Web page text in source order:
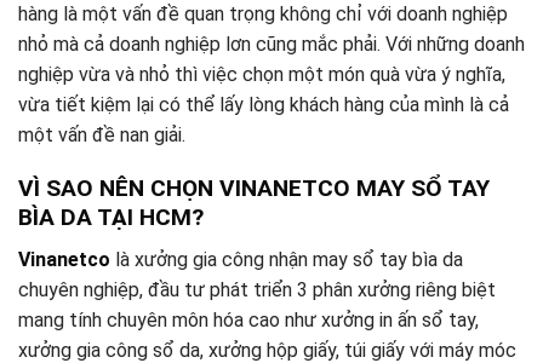
hàng là một vấn đề quan trọng không chỉ với doanh nghiệp
nhỏ mà cả doanh nghiệp lơn cũng mắc phải. Với những doanh
nghiệp vừa và nhỏ thì việc chọn một món quà vừa ý nghĩa,
vừa tiết kiệm lại có thể lấy lòng khách hàng của mình là cả
một vấn đề nan giải.
VÌ SAO NÊN CHỌN VINANETCO MAY SỔ TAY
BÌA DA TẠI HCM?
Vinanetco là xưởng gia công nhận may sổ tay bìa da
chuyên nghiệp, đầu tư phát triển 3 phân xưởng riêng biệt
mang tính chuyên môn hóa cao như xưởng in ấn sổ tay,
xưởng gia công sổ da, xưởng hộp giấy, túi giấy với máy móc